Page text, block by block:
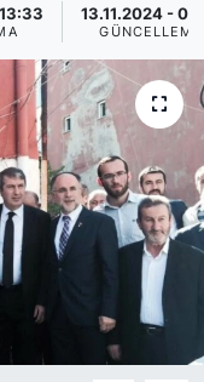
13.11.2024 -
GÜNCELLEME